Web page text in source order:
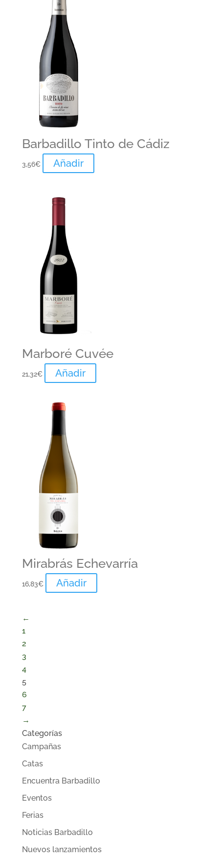
Barbadillo Tinto de Cádiz
3,56€ Añadir
Marboré Cuvée
21,32€ Añadir
Mirabrás Echevarría
16,83€ Añadir
←
1
2
3
4
5
6
7
→
Categorías
Campañas
Catas
Encuentra Barbadillo
Eventos
Ferias
Noticias Barbadillo
Nuevos lanzamientos